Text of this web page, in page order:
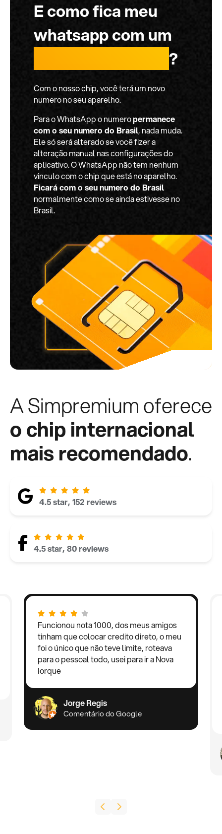
E como fica meu
whatsapp com um
?
Com o nosso chip, você terá um novo
numero no seu aparelho.
Para o WhatsApp o numeropermanece
com o seu numero do Brasil, nada muda.
Ele só será alterado se você fizer a
alteração manual nas configurações do
aplicativo. O WhatsApp não tem nenhum
vinculo com o chip que está no aparelho.
Ficará com o seu numero do Brasil
normalmente como se ainda estivesse no
Brasil.
A Simpremium oferece
o chip internacional
mais recomendado.
4.5 star, 152 reviews
4.5 star, 80 reviews
Funcionou nota 1000, dos meus amigos
tinham que colocar credito direto, o meu
foi o único que não teve limite, roteava
para o pessoal todo, usei para ir a Nova
Iorque
Jorge Regis
Comentário do Google